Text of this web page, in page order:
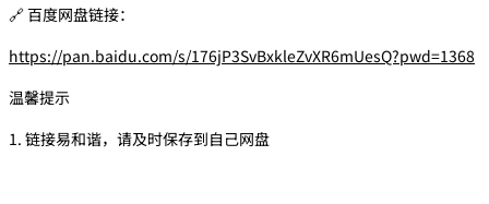
🔗 百度网盘链接：
https://pan.baidu.com/s/176jP3SvBxkleZvXR6mUesQ?pwd=1368
温馨提示
1. 链接易和谐，请及时保存到自己网盘